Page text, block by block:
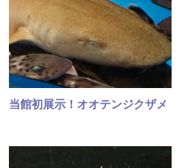
当館初展示！オオテンジクザメ